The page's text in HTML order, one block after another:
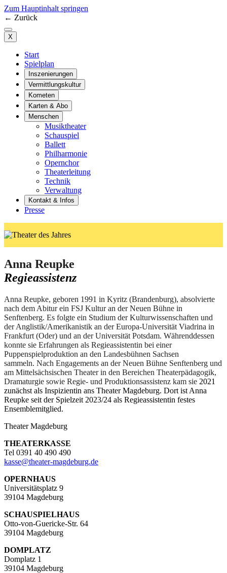
Zum Hauptinhalt springen
← Zurück
X
Start
Spielplan
Inszenierungen
Vermittlungskultur
Kometen
Karten & Abo
Menschen
Musiktheater
Schauspiel
Ballett
Philharmonie
Opernchor
Theaterleitung
Technik
Verwaltung
Kontakt & Infos
Presse
Anna Reupke
Regieassistenz
Anna Reupke, geboren 1991 in Kyritz (Brandenburg), absolvierte
nach dem Abitur ein FSJ Kultur an der Neuen Bühne in
Senftenberg. Es folgte ein Studium der Kulturwissenschaften und
der Anglistik/Amerikanistik an der Europa-Universität Viadrina in
Frankfurt (Oder) und an der Universität Potsdam. Währenddessen
konnte sie Erfahrungen als Regieassistentin bei einer
Puppenspielproduktion an den Landesbühnen Sachsen
sammeln. Nach Engagements an der Neuen Bühne Senftenberg und
am Mittelsächsischen Theater in den Bereichen Theaterpädagogik,
Dramaturgie sowie Regie- und Produktionsassistenz kam sie 2021
zunächst als Inspizientin ans Theater Magdeburg. Dort ist Anna
Reupke seit der Spielzeit 2023/24 als Regieassistentin festes
Ensemblemitglied.
Theater Magdeburg
THEATERKASSE
Tel 0391 40 490 490
kasse@theater-magdeburg.de
OPERNHAUS
Universitätsplatz 9
39104 Magdeburg
SCHAUSPIELHAUS
Otto-von-Guericke-Str. 64
39104 Magdeburg
DOMPLATZ
Domplatz 1
39104 Magdeburg